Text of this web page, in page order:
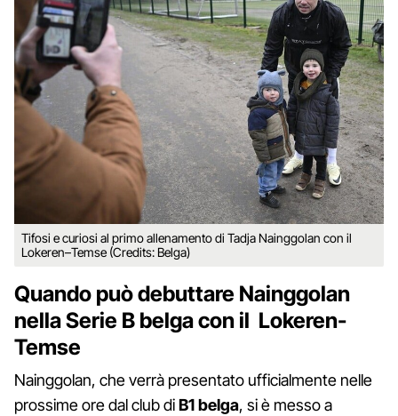
Tifosi e curiosi al primo allenamento di Tadja Nainggolan con il
Lokeren–Temse (Credits: Belga)
Quando può debuttare Nainggolan
nella Serie B belga con il Lokeren-
Temse
Nainggolan, che verrà presentato ufficialmente nelle
prossime ore dal club diB1 belga, si è messo a